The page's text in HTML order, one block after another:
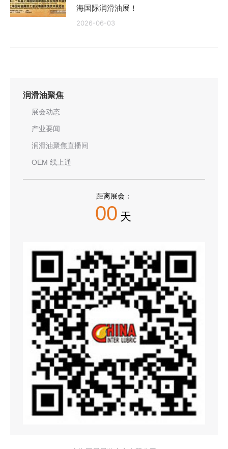
海国际润滑油展！
2026-06-03
润滑油聚焦
展会动态
产业要闻
润滑油聚焦直播间
OEM 线上通
距离展会：
00 天